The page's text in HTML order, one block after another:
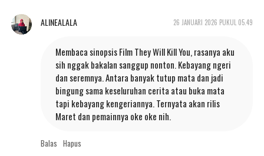
ALINEALALA 26 JANUARI 2026 PUKUL 05.49
Membaca sinopsis Film They Will Kill You, rasanya aku
sih nggak bakalan sanggup nonton. Kebayang ngeri
dan seremnya. Antara banyak tutup mata dan jadi
bingung sama keseluruhan cerita atau buka mata
tapi kebayang kengeriannya. Ternyata akan rilis
Maret dan pemainnya oke oke nih.
Balas Hapus